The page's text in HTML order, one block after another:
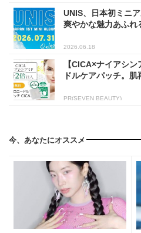
UNIS、日本初ミニ
爽やかな魅力あふれ
2026.06.18
【CICA×ナイアシ
ドルケアパッチ。
PR(SEVEN BEAUTY)
今、あなたにオススメ